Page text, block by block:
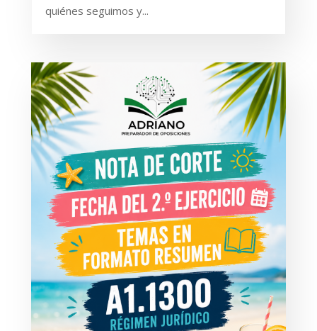
quiénes seguimos y...